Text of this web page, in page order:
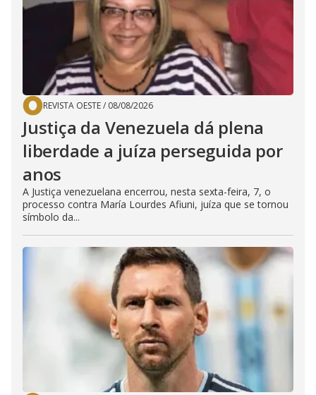
REVISTA OESTE/ 08/08/2026
Justiça da Venezuela dá plena
liberdade a juíza perseguida por
anos
A Justiça venezuelana encerrou, nesta sexta-feira, 7, o
processo contra María Lourdes Afiuni, juíza que se tornou
símbolo da...